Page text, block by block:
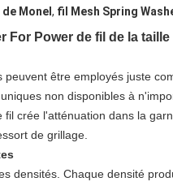
Monel , fil Mesh Spring
Power de fil de la taille
être employés juste
non disponibles à
crée l'atténuation dans la
de grillage.
densités. Chaque densité